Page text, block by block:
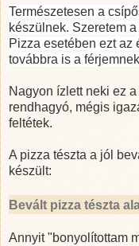
Természetesen a
készülnek. Szeretem
Pizza esetében ezt az
továbbra is a
Nagyon ízlett neki ez
rendhagyó, mégis
feltétek.
A pizza tészta a jól
készült:
Bevált pizza tészta
Annyit "bonyolítottam